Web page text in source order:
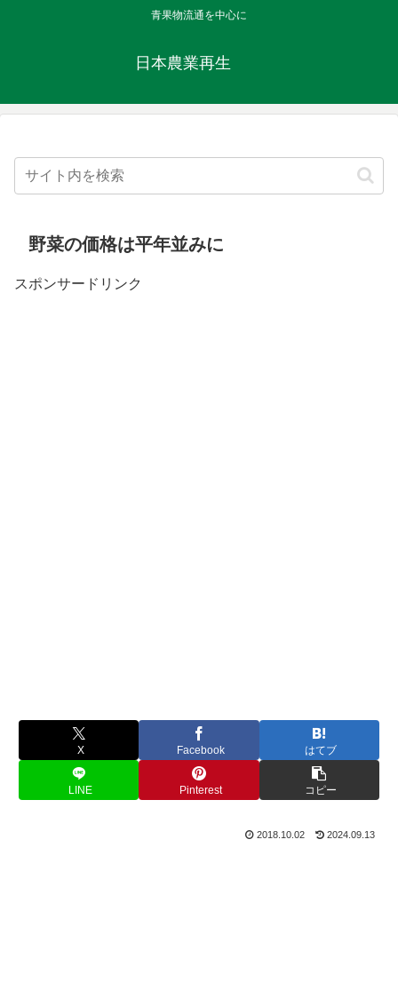
青果物流通を中心に
日本農業再生
野菜の価格は平年並みに
スポンサードリンク
X Facebook はてブ
LINE Pinterest コピー
2018.10.02 2024.09.13